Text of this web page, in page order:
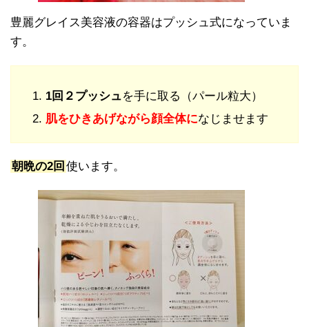
豊麗グレイス美容液の容器はプッシュ式になっていま
す。
1回２プッシュを手に取る（パール粒大）
肌をひきあげながら顔全体になじませます
朝晩の2回 使います。